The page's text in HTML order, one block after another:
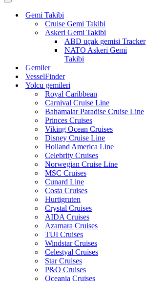
Dolaşım
menüsüGemi Takibi
Cruise Gemi Takibi
Askeri Gemi Takibi
ABD uçak gemisi Tracker
NATO Askeri Gemi
Takibi
Gemiler
VesselFinder
Yolcu gemileri
Royal Caribbean
Carnival Cruise Line
Bahamalar Paradise Cruise Line
Princes Cruises
Viking Ocean Cruises
Disney Cruise Line
Holland America Line
Celebrity Cruises
Norwegian Cruise Line
MSC Cruises
Cunard Line
Costa Cruises
Hurtigruten
Crystal Cruises
AIDA Cruises
Azamara Cruises
TUI Cruises
Windstar Cruises
Celestyal Cruises
Star Cruises
P&O Cruises
Oceania Cruises